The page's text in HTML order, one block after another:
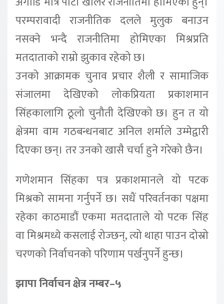
परम्परावादी राजनीतिक दलले मुलुक बनाउन
नसक्ने भन्दै राजनीतिमा होमिएका मिश्रप्रति
मतदाताको राम्रो झुकाव रहेको छ।
उनको आक्रामक चुनाव प्रचार शैली र सामाजिक
संजालमा देखिएको लोकप्रियता प्रकाशमान
सिंहकालागि ठूलो चुनौती देखिएको छ। हुन त यो
क्षेत्रमा वाम गठबन्धनबाट अनिल शर्माले उम्मेद्वारी
दिएका छन्। तर उनको खासै चर्चा हुने गरेको छैन।
गणेशमान सिंहका पत्र प्रकाशमानले यो पटक
मिश्रको सामना गर्नुपर्ने छ। सधैं परिवर्तनका पक्षमा
रहेका काठमाडौं एकमा मतदाताले यो पटक सिंह
वा मिश्रमध्ये कसलाई रोज्छन्, त्यो थाहा पाउन दोस्रो
चरणको निर्वाचनको परिणाम पर्खनुपर्ने हुन्छ।
झापा निर्वाचन क्षेत्र नम्बर–५